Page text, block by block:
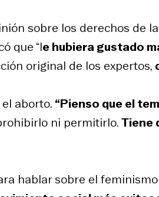
sobre los derechos de
que “le hubiera gustado
original de los expertos,
aborto. “Pienso que el
ni permitirlo.Tiene
hablar sobre el